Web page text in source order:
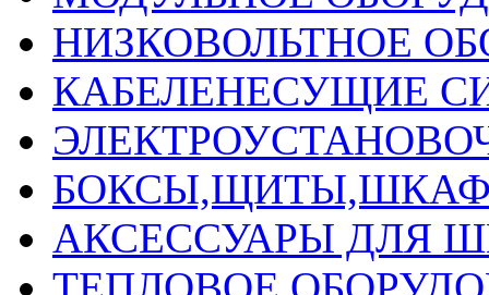
НИЗКОВОЛЬТНОЕ
КАБЕЛЕНЕСУЩИЕ
АКСЕССУАРЫ ДЛЯ